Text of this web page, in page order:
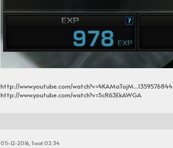
http://www.youtube.com/watch?v=4KAMaTojM...1359576844
http://www.youtube.com/watch?v=5cR63EkAWGA
05-12-2016, Saat:02:34